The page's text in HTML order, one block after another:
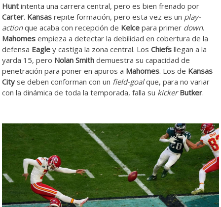
Hunt intenta una carrera central, pero es bien frenado por
Carter. Kansas repite formación, pero esta vez es un play-
actionque acaba con recepción de Kelce para primer down.
Mahomes empieza a detectar la debilidad en cobertura de la
defensa Eagle y castiga la zona central. LosChiefs llegan a la
yarda 15, pero Nolan Smith demuestra su capacidad de
penetración para poner en apuros a Mahomes. Los de Kansas
City se deben conforman con un field-goalque, para no variar
con la dinámica de toda la temporada, falla su kicker Butker.